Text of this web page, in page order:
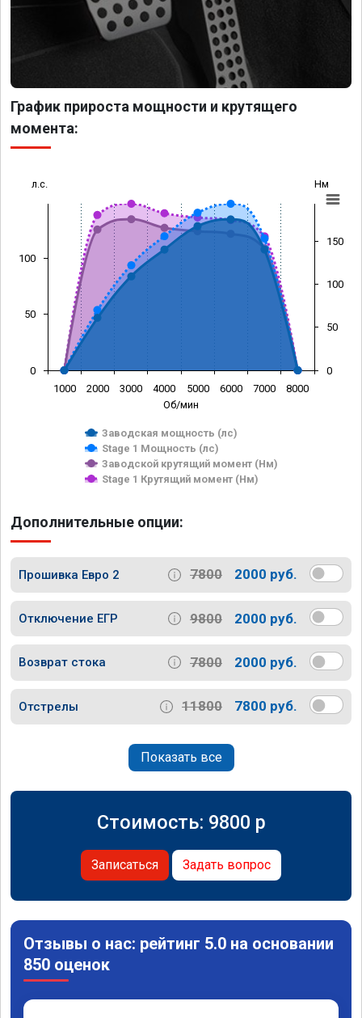
График прироста мощности и крутящего
момента:
Об/мин
л.с. Нм
Заводская мощность (лс)
Stage 1 Мощность (лс)
Заводской крутящий момент (Нм)
Stage 1 Крутящий момент (Нм)
1000 2000 3000 4000 5000 6000 7000 8000
0
50
100
0
50
100
150
Дополнительные опции:
Прошивка Евро 2 7800 2000 руб.
Отключение ЕГР 9800 2000 руб.
Возврат стока 7800 2000 руб.
Отстрелы 11800 7800 руб.
Показать все
Стоимость: 9800 p
Записаться Задать вопрос
Отзывы о нас: рейтинг 5.0 на основании
850 оценок